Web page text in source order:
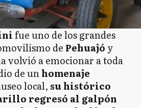
fue uno de los grandes
de Pehuajó y
volvió a emocionar a toda
de unhomenaje
local, su histórico
regresó al galpón